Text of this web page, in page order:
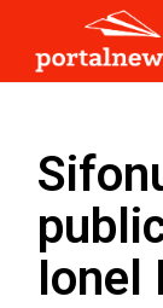
Ionel